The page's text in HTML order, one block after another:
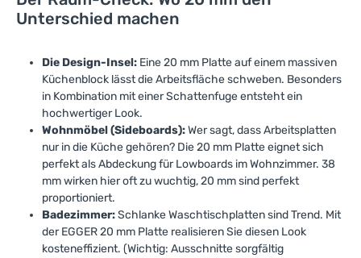
Unterschied machen
Die Design-Insel: Eine 20 mm Platte auf einem massiven
Küchenblock lässt die Arbeitsfläche schweben. Besonders
in Kombination mit einer Schattenfuge entsteht ein
hochwertiger Look.
Wohnmöbel (Sideboards):Wer sagt, dass Arbeitsplatten
nur in die Küche gehören? Die 20 mm Platte eignet sich
perfekt als Abdeckung für Lowboards im Wohnzimmer. 38
mm wirken hier oft zu wuchtig, 20 mm sind perfekt
proportioniert.
Badezimmer:Schlanke Waschtischplatten sind Trend. Mit
der EGGER 20 mm Platte realisieren Sie diesen Look
kosteneffizient. (Wichtig: Ausschnitte sorgfältig